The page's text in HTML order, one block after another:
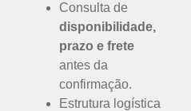
Consulta de
disponibilidade,
prazo e frete
antes da
confirmação.
Estrutura logística